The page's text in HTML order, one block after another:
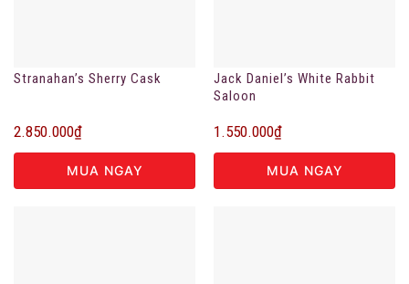
Stranahan’s Sherry Cask
2.850.000₫
MUA NGAY
Jack Daniel’s White Rabbit
Saloon
1.550.000₫
MUA NGAY